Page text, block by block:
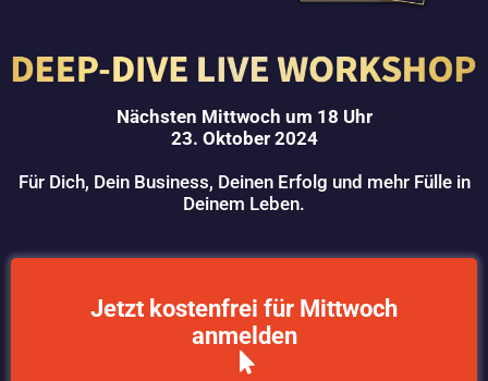
Nächsten Mittwoch um 18 Uhr
23. Oktober 2024
Für Dich, Dein Business, Deinen Erfolg und mehr Fülle in
Deinem Leben.
Jetzt kostenfrei für Mittwoch
anmelden